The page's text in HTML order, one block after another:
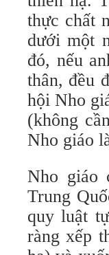
thực chất
dưới một
đó, nếu
thân, đều
hội Nho
(không
Nho giáo
Nho giáo
Trung
quy luật
ràng xếp